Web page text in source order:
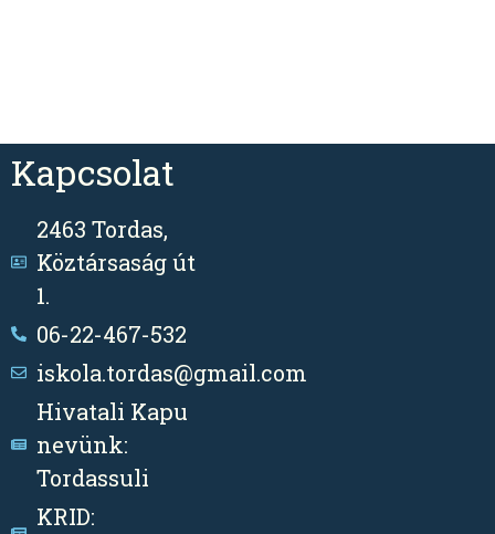
Kapcsolat
2463 Tordas,
Köztársaság út
1.
06-22-467-532
iskola.tordas@gmail.com
Hivatali Kapu
nevünk:
Tordassuli
KRID: